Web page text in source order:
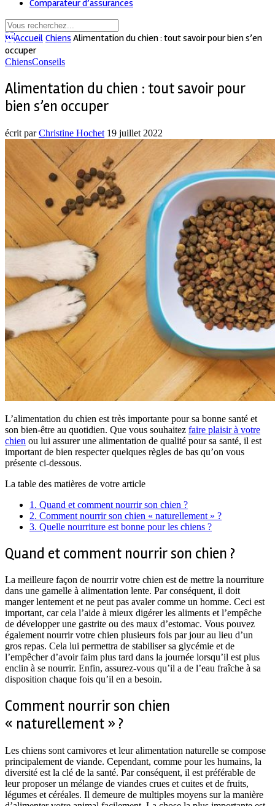
Comparateur d’assurances
Accueil Chiens Alimentation du chien : tout savoir pour bien s’en
occuper
ChiensConseils
Alimentation du chien : tout savoir pour
bien s’en occuper
écrit parChristine Hochet 19 juillet 2022
L’alimentation du chien est très importante pour sa bonne santé et
son bien-être au quotidien. Que vous souhaitez faire plaisir à votre
chien ou lui assurer une alimentation de qualité pour sa santé, il est
important de bien respecter quelques règles de bas qu’on vous
présente ci-dessous.
La table des matières de votre article
1. Quand et comment nourrir son chien ?
2. Comment nourrir son chien « naturellement » ?
3. Quelle nourriture est bonne pour les chiens ?
Quand et comment nourrir son chien ?
La meilleure façon de nourrir votre chien est de mettre la nourriture
dans une gamelle à alimentation lente. Par conséquent, il doit
manger lentement et ne peut pas avaler comme un homme. Ceci est
important, car cela l’aide à mieux digérer les aliments et l’empêche
de développer une gastrite ou des maux d’estomac. Vous pouvez
également nourrir votre chien plusieurs fois par jour au lieu d’un
gros repas. Cela lui permettra de stabiliser sa glycémie et de
l’empêcher d’avoir faim plus tard dans la journée lorsqu’il est plus
enclin à se nourrir. Enfin, assurez-vous qu’il a de l’eau fraîche à sa
disposition chaque fois qu’il en a besoin.
Comment nourrir son chien
« naturellement » ?
Les chiens sont carnivores et leur alimentation naturelle se compose
principalement de viande. Cependant, comme pour les humains, la
diversité est la clé de la santé. Par conséquent, il est préférable de
leur proposer un mélange de viandes crues et cuites et de fruits,
légumes et céréales. Il demeure de multiples moyens sur la manière